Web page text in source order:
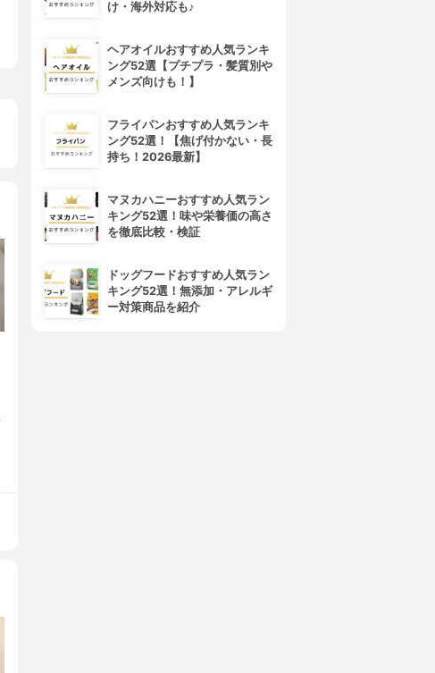
け・海外対応も♪
ヘアオイルおすすめ人気ランキ
ング52選【プチプラ・髪質別や
メンズ向けも！】
フライパンおすすめ人気ランキ
ング52選！【焦げ付かない・長
持ち！2026最新】
マヌカハニーおすすめ人気ラン
キング52選！味や栄養価の高さ
を徹底比較・検証
ドッグフードおすすめ人気ラン
キング52選！無添加・アレルギ
ー対策商品を紹介